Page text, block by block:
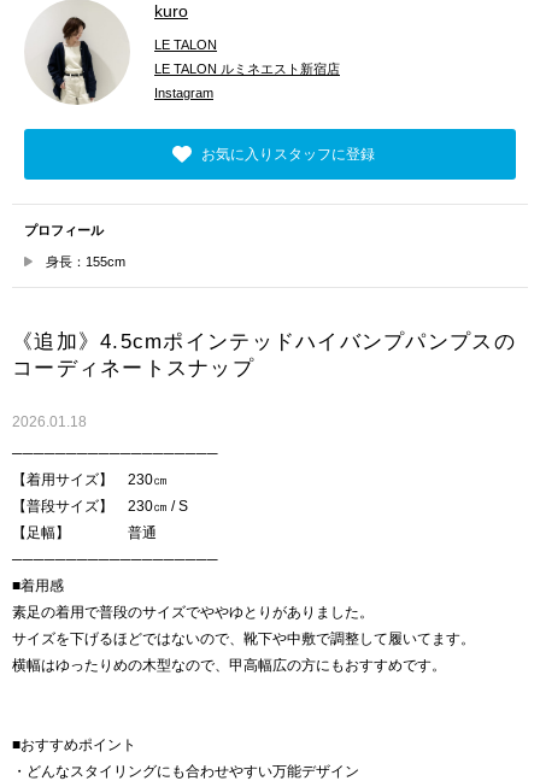
kuro
LE TALON
LE TALON ルミネエスト新宿店
Instagram
お気に入りスタッフに登録
プロフィール
身長：155cm
《追加》4.5cmポインテッドハイバンプパンプスの
コーディネートスナップ
2026.01.18
───────────────────
【着用サイズ】 230㎝
【普段サイズ】 230㎝ / S
【足幅】 普通
───────────────────
■着用感
素足の着用で普段のサイズでややゆとりがありました。
サイズを下げるほどではないので、靴下や中敷で調整して履いてます。
横幅はゆったりめの木型なので、甲高幅広の方にもおすすめです。
■おすすめポイント
・どんなスタイリングにも合わせやすい万能デザイン